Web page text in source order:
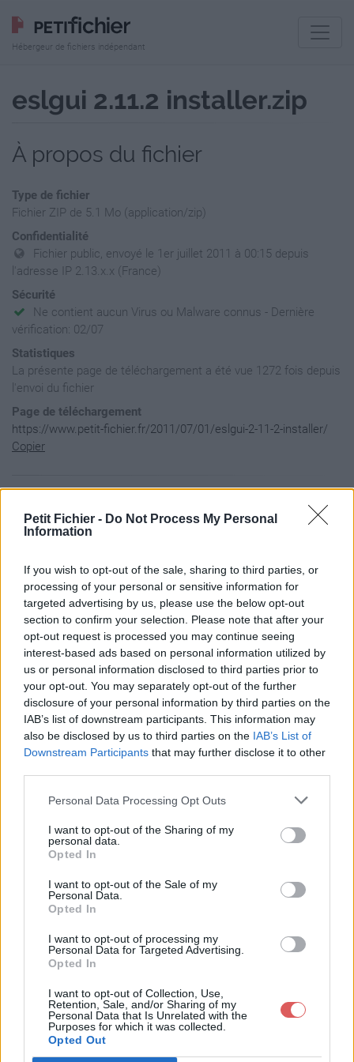
Petit Fichier - Do Not Process My Personal
Information
If you wish to opt-out of the sale, sharing to third parties, or
processing of your personal or sensitive information for
targeted advertising by us, please use the below opt-out
section to confirm your selection. Please note that after your
opt-out request is processed you may continue seeing
interest-based ads based on personal information utilized by
us or personal information disclosed to third parties prior to
your opt-out. You may separately opt-out of the further
disclosure of your personal information by third parties on the
IAB’s list of downstream participants. This information may
also be disclosed by us to third parties on the IAB’s List of
Downstream Participants that may further disclose it to other
Personal Data Processing Opt Outs
I want to opt-out of the Sharing of my
personal data.
Opted In
I want to opt-out of the Sale of my
Personal Data.
Opted In
I want to opt-out of processing my
Personal Data for Targeted Advertising.
Opted In
I want to opt-out of Collection, Use,
Retention, Sale, and/or Sharing of my
Personal Data that Is Unrelated with the
Purposes for which it was collected.
Opted Out
Hébergeur de fichiers indépendant
eslgui 2.11.2 installer.zip
À propos du fichier
Type de fichier
Fichier ZIP de 5.1 Mo (application/zip)
Confidentialité
Fichier public, envoyé le 1er juillet 2011 à 00:15 depuis
l'adresse IP 2.13.x.x (France)
Sécurité
Ne contient aucun Virus ou Malware connus - Dernière
vérification: 02/07
Statistiques
La présente page de téléchargement a été vue 1272 fois depuis
l'envoi du fichier
Page de téléchargement
https://www.petit-fichier.fr/2011/07/01/eslgui-2-11-2-installer/
Copier
Aperçu du contenu du fichier
Taille de l'archive: 5360502 octets, nombre de fichiers et
-rw-a--     2.0 fat     6289 t- defN 10-Jul-12 17:51
-rw-a--     2.0 fat      442 t- defN 10-Jul-12 17:57
-rwxa--     2.0 fat  5427623 b- defN 10-Jul-12 17:56
Partager le fichier
eslgui_2.11.2_installer.zip sur le
Web et les réseaux sociaux:
Télécharger le fichier eslgui_2.11.
2_installer.zip